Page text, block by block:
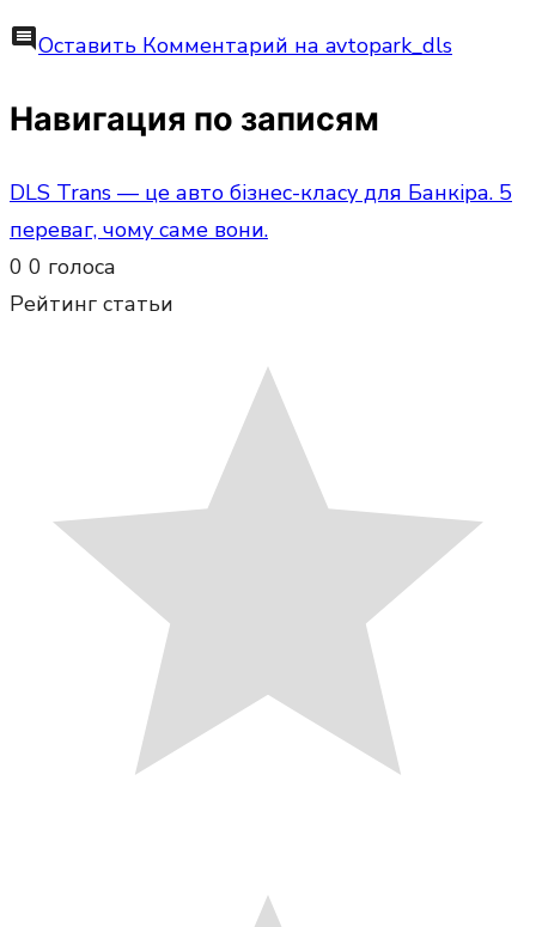
commentОставить Комментарий на avtopark_dls
Навигация по записям
DLS Trans — це авто бізнес-класу для Банкіра. 5
переваг, чому саме вони.
0 0 голоса
Рейтинг статьи